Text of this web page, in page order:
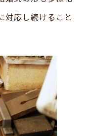
対応し続けること